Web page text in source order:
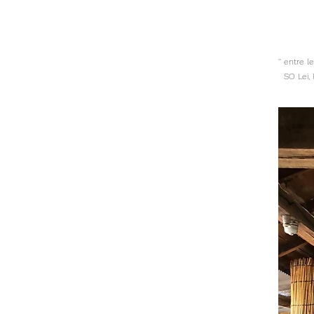
'' entre
SO Lei,